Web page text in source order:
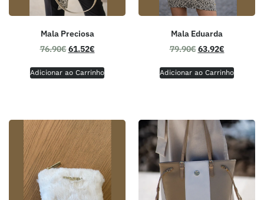
Mala Preciosa
76.90€61.52€
Adicionar ao Carrinho
Mala Eduarda
79.90€63.92€
Adicionar ao Carrinho